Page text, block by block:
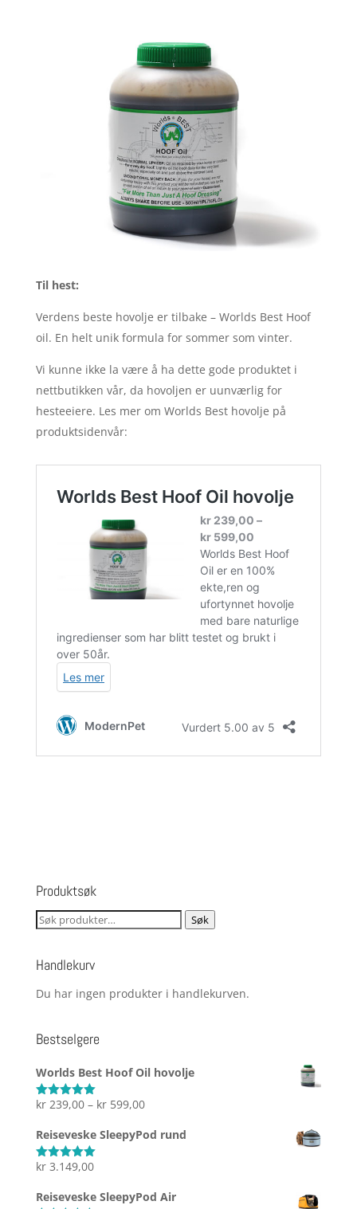
Til hest:
Verdens beste hovolje er tilbake – Worlds Best Hoof
oil. En helt unik formula for sommer som vinter.
Vi kunne ikke la være å ha dette gode produktet i
nettbutikken vår, da hovoljen er uunværlig for
hesteeiere. Les mer om Worlds Best hovolje på
produktsidenvår:
Produktsøk
Søk
Søk
Handlekurv
Du har ingen produkter i handlekurven.
Bestselgere
Worlds Best Hoof Oil hovolje
Vurdert5.00
kr239,00 – kr599,00Prisområde:
Reiseveske SleepyPod rund
Vurdert5.00
kr3.149,00
Reiseveske SleepyPod Air